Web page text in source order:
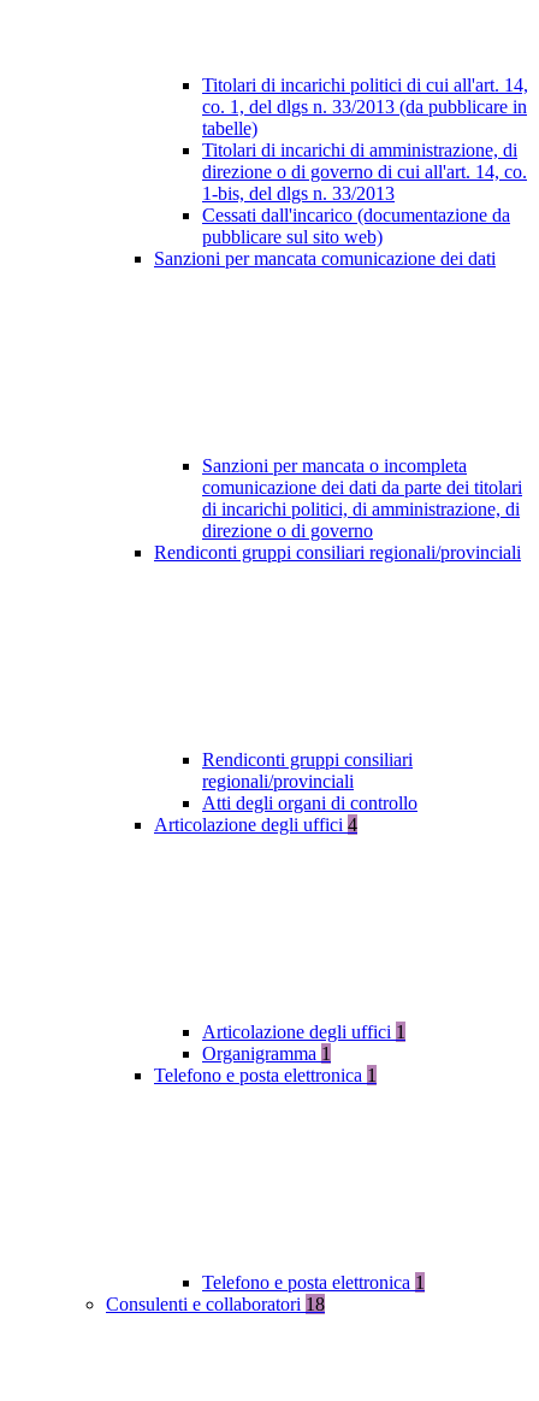
Titolari di incarichi politici di cui all'art. 14,
co. 1, del dlgs n. 33/2013 (da pubblicare in
tabelle)
Titolari di incarichi di amministrazione, di
direzione o di governo di cui all'art. 14, co.
1-bis, del dlgs n. 33/2013
Cessati dall'incarico (documentazione da
pubblicare sul sito web)
Sanzioni per mancata comunicazione dei dati
Sanzioni per mancata o incompleta
comunicazione dei dati da parte dei titolari
di incarichi politici, di amministrazione, di
direzione o di governo
Rendiconti gruppi consiliari regionali/provinciali
Rendiconti gruppi consiliari
regionali/provinciali
Atti degli organi di controllo
Articolazione degli uffici 4
Articolazione degli uffici 1
Organigramma 1
Telefono e posta elettronica 1
Telefono e posta elettronica 1
Consulenti e collaboratori 18